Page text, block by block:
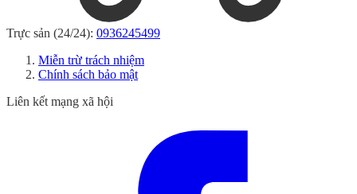
Trực sản (24/24): 0936245499
Miễn trừ trách nhiệm
Chính sách bảo mật
Liên kết mạng xã hội